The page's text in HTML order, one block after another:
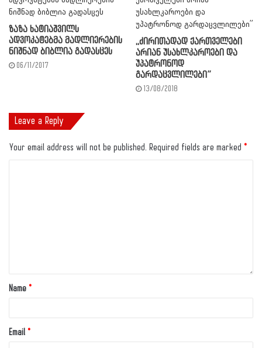
ზაზა ხატიაშვილს
ადვოკატებმა მადლიერების
ნიშნად ბიბლია გადასცეს
06/11/2017
,,ძირითადად ქართველები
არიან უსახლკაროები და
უპატრონოდ
გარდაცვლილები”
13/08/2018
Leave a Reply
Your email address will not be published. Required fields are marked *
Name *
Email *